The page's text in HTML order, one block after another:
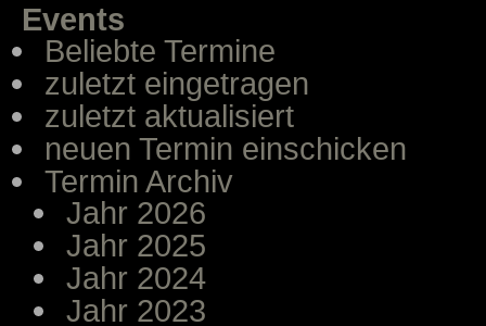
Events
Beliebte Termine
zuletzt eingetragen
zuletzt aktualisiert
neuen Termin einschicken
Termin Archiv
Jahr 2026
Jahr 2025
Jahr 2024
Jahr 2023